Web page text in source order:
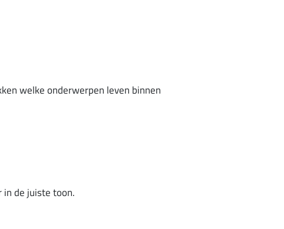
welke onderwerpen leven binnen
in de juiste toon.